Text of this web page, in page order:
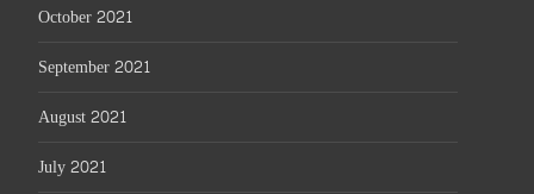
October 2021
September 2021
August 2021
July 2021